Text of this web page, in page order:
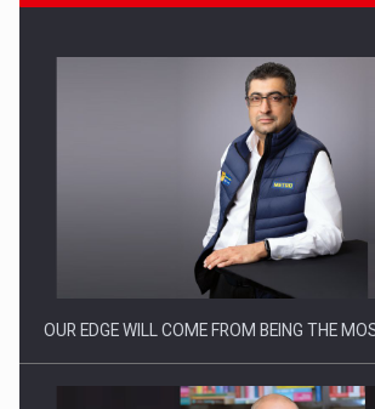
CEO Conference - Shaping The Future -
OUR EDGE WILL COME FROM BEING THE